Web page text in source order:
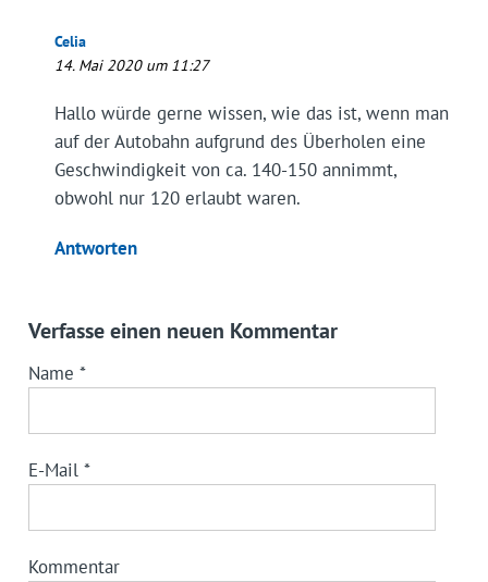
Celia
14. Mai 2020 um 11:27
Hallo würde gerne wissen, wie das ist, wenn man
auf der Autobahn aufgrund des Überholen eine
Geschwindigkeit von ca. 140-150 annimmt,
obwohl nur 120 erlaubt waren.
Antworten
Verfasse einen neuen Kommentar
Name *
E-Mail *
Kommentar